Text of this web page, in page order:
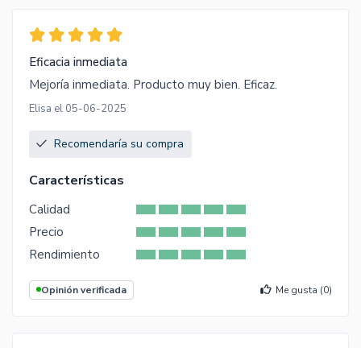
Eficacia inmediata
Mejoría inmediata. Producto muy bien. Eficaz.
Elisa el 05-06-2025
Recomendaría su compra
Características
Calidad
Precio
Rendimiento
Opinión verificada Me gusta (0)